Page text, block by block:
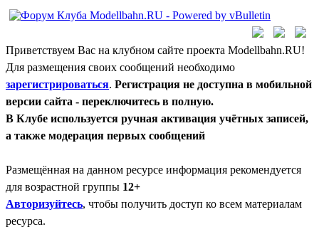
Приветствуем Вас на клубном сайте проекта Modellbahn.RU!
Для размещения своих сообщений необходимо
зарегистрироваться. Регистрация не доступна в мобильной
версии сайта - переключитесь в полную.
В Клубе используется ручная активация учётных записей,
а также модерация первых сообщений
Размещённая на данном ресурсе информация рекомендуется
для возрастной группы 12+
Авторизуйтесь, чтобы получить доступ ко всем материалам
ресурса.